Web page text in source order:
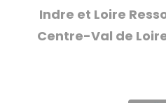
Indre et Loire
Centre-Val de